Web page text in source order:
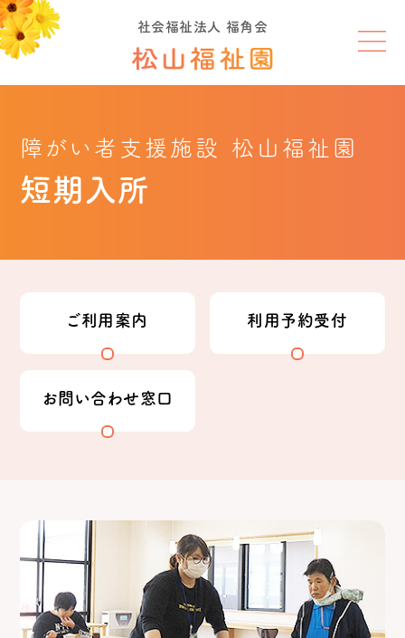
社会福祉法人 福角会
障がい者支援施設 松山福祉園
短期入所
ご利用案内 利用予約受付
お問い合わせ窓口